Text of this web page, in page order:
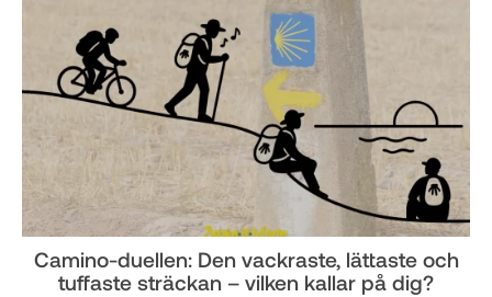
Camino-duellen: Den vackraste, lättaste och
tuffaste sträckan – vilken kallar på dig?